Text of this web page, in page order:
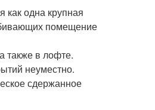
как одна крупная
помещение
также в лофте.
неуместно.
сдержанное